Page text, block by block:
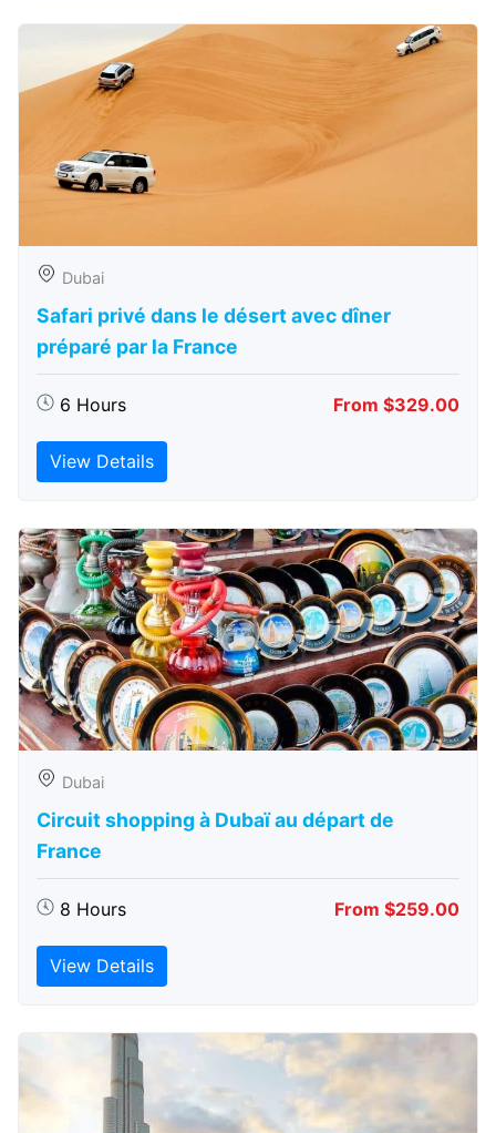
Dubai
Safari privé dans le désert avec dîner
préparé par la France
6 Hours From $329.00
View Details
Dubai
Circuit shopping à Dubaï au départ de
France
8 Hours From $259.00
View Details